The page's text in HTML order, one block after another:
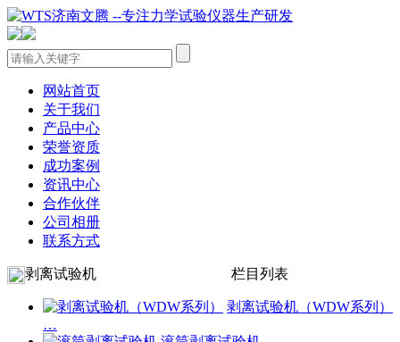
网站首页
关于我们
产品中心
荣誉资质
成功案例
资讯中心
合作伙伴
公司相册
联系方式
剥离试验机 栏目列表
剥离试验机（WDW系列）
…